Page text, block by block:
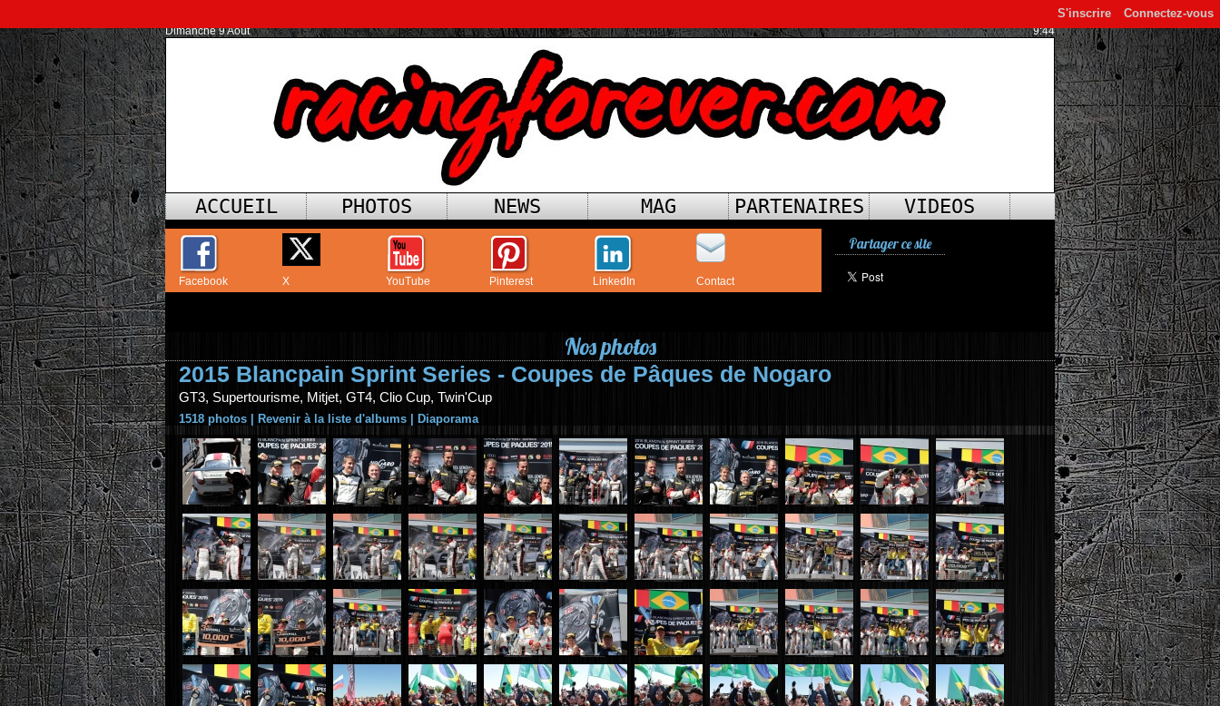
Connectez-vous
S'inscrire
Dimanche 9 Août 9:44
ACCUEIL PHOTOS NEWS MAG PARTENAIRES VIDEOS
Facebook X YouTube Pinterest LinkedIn Contact
Partager ce site
Nos photos
2015 Blancpain Sprint Series - Coupes de Pâques de Nogaro
GT3, Supertourisme, Mitjet, GT4, Clio Cup, Twin'Cup
1518 photos Revenir à la liste d'albums Diaporama